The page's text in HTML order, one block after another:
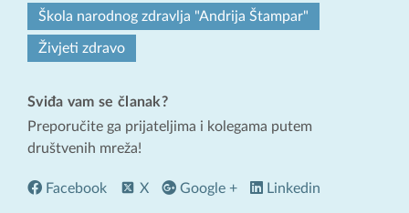
Škola narodnog zdravlja "Andrija Štampar"
Živjeti zdravo
Sviđa vam se članak?
Preporučite ga prijateljima i kolegama putem
društvenih mreža!
Facebook X Google + Linkedin